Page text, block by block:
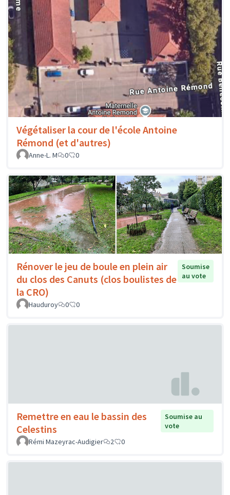
Végétaliser la cour de l'école Antoine
Rémond (et d'autres)
Anne-L. M 0 0
Rénover le jeu de boule en plein air
du clos des Canuts (clos boulistes de
la CRO)
Soumise
au vote
Hauduroy 0 0
Remettre en eau le bassin des
Celestins
Soumise au
vote
Rémi Mazeyrac-Audigier
2 0